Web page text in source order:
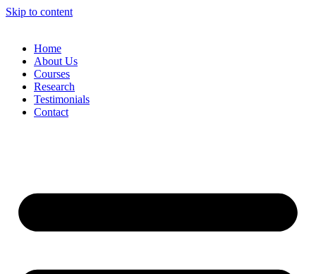
Skip to content
Home
About Us
Courses
Research
Testimonials
Contact